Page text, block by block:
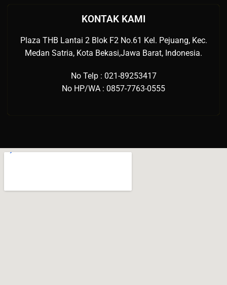
KONTAK KAMI
Plaza THB Lantai 2 Blok F2 No.61 Kel. Pejuang, Kec.
Medan Satria, Kota Bekasi,Jawa Barat, Indonesia.
No Telp : 021-89253417
No HP/WA : 0857-7763-0555